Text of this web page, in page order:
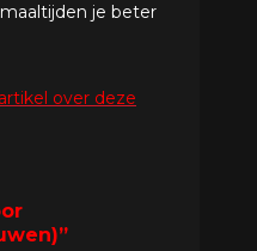
je beter
over deze